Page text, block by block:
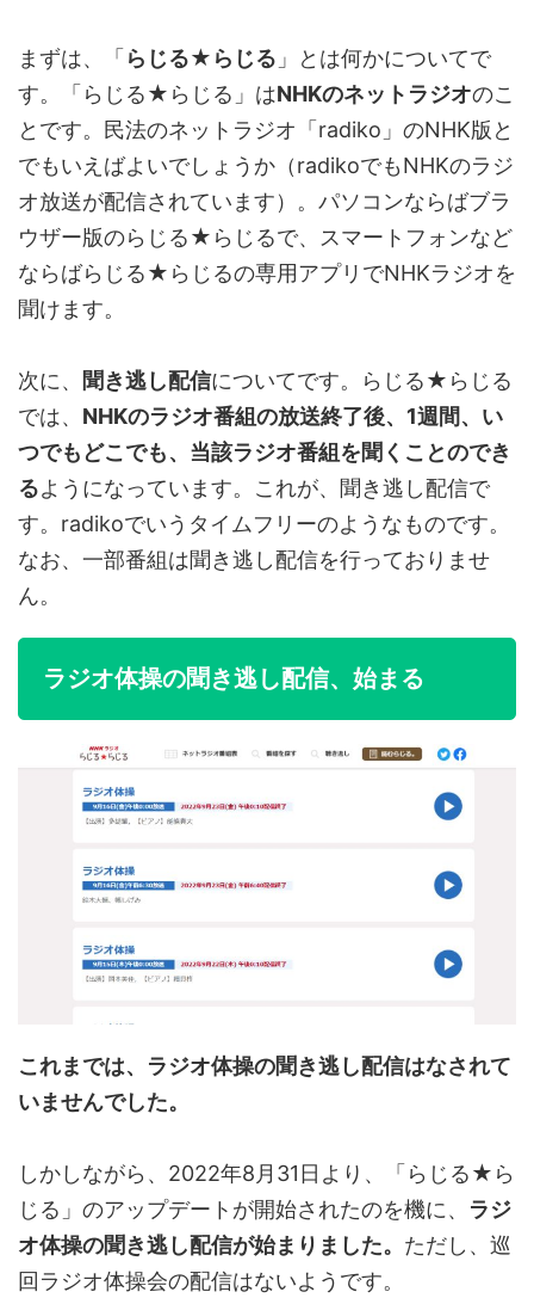
まずは、「 らじる★らじる 」とは何かについてで
す。「らじる★らじる」はNHKのネットラジオのこ
とです。民法のネットラジオ「radiko」のNHK版と
でもいえばよいでしょうか（radikoでもNHKのラジ
オ放送が配信されています）。パソコンならばブラ
ウザー版のらじる★らじるで、スマートフォンなど
ならばらじる★らじるの専用アプリでNHKラジオを
聞けます。
次に、 聞き逃し配信についてです。らじる★らじる
では、 NHKのラジオ番組の放送終了後、1週間、い
つでもどこでも、当該ラジオ番組を聞くことのでき
るようになっています。これが、聞き逃し配信で
す。radikoでいうタイムフリーのようなものです。
なお、一部番組は聞き逃し配信を行っておりませ
ん。
ラジオ体操の聞き逃し配信、始まる
これまでは、ラジオ体操の聞き逃し配信はなされて
いませんでした。
しかしながら、2022年8月31日より、「らじる★ら
じる」のアップデートが開始されたのを機に、 ラジ
オ体操の聞き逃し配信が始まりました。 ただし、巡
回ラジオ体操会の配信はないようです。